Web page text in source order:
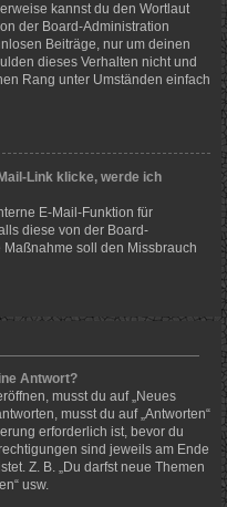
kannst du den Wortlaut
der Board-Administration
Beiträge, nur um deinen
dieses Verhalten nicht und
Rang unter Umständen einfach
Link klicke, werde ich
E-Mail-Funktion für
diese von der Board-
soll den Missbrauch
Antwort?
musst du auf „Neues
musst du auf „Antworten“
erforderlich ist, bevor du
sind jeweils am Ende
Z. B. „Du darfst neue Themen
usw.